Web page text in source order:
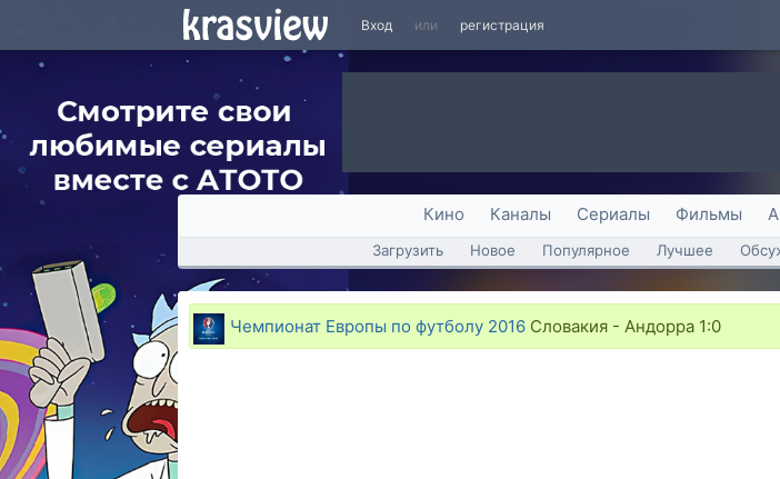
Вход или регистрация
Кино Каналы Сериалы Фильмы
Загрузить Новое Популярное Лучшее
Чемпионат Европы по футболу 2016 Словакия - Андорра 1:0